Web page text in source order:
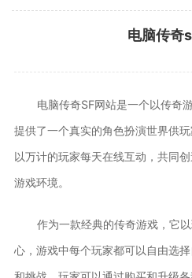
电脑传奇
电脑传奇SF网站是一个以传奇
提供了一个真实的角色扮演世界供
以万计的玩家每天在线互动，共同
游戏环境。
作为一款经典的传奇游戏，它
心，游戏中每个玩家都可以自由选